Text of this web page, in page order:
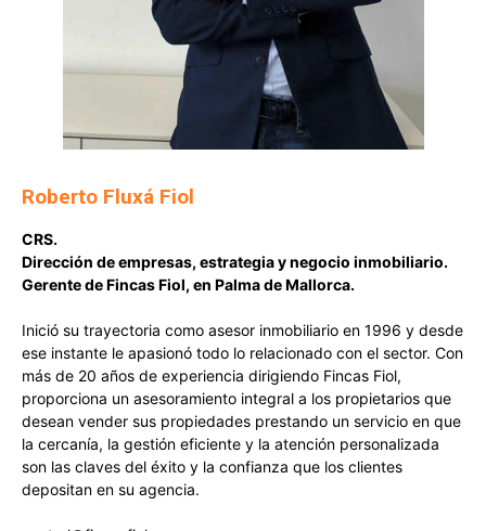
Roberto Fluxá Fiol
CRS.
Dirección de empresas, estrategia y negocio inmobiliario.
Gerente de Fincas Fiol, en Palma de Mallorca.
Inició su trayectoria como asesor inmobiliario en 1996 y desde
ese instante le apasionó todo lo relacionado con el sector. Con
más de 20 años de experiencia dirigiendo Fincas Fiol,
proporciona un asesoramiento integral a los propietarios que
desean vender sus propiedades prestando un servicio en que
la cercanía, la gestión eficiente y la atención personalizada
son las claves del éxito y la confianza que los clientes
depositan en su agencia.